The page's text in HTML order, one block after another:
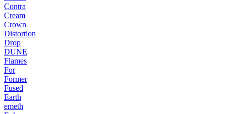
Contra
Cream
Crown
Distortion
Drop
DUNE
Flames
For
Former
Fused
Earth
emeth